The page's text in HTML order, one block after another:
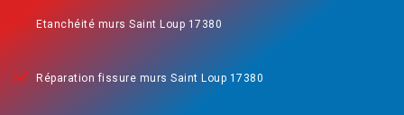
Etanchéité murs Saint Loup 17380
Réparation fissure murs Saint Loup 17380